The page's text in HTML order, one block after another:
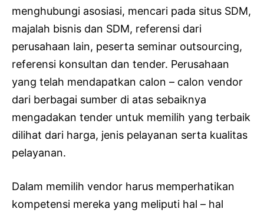
menghubungi asosiasi, mencari pada situs SDM,
majalah bisnis dan SDM, referensi dari
perusahaan lain, peserta seminar outsourcing,
referensi konsultan dan tender. Perusahaan
yang telah mendapatkan calon – calon vendor
dari berbagai sumber di atas sebaiknya
mengadakan tender untuk memilih yang terbaik
dilihat dari harga, jenis pelayanan serta kualitas
pelayanan.
Dalam memilih vendor harus memperhatikan
kompetensi mereka yang meliputi hal – hal